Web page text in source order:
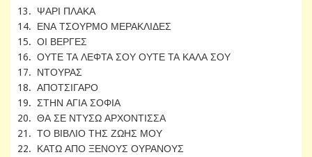
13. ΨΑΡΙ ΠΛΑΚΑ
14. ΕΝΑ ΤΣΟΥΡΜΟ ΜΕΡΑΚΛΙΔΕΣ
15. ΟΙ ΒΕΡΓΕΣ
16. ΟΥΤΕ ΤΑ ΛΕΦΤΑ ΣΟΥ ΟΥΤΕ ΤΑ ΚΑΛΑ ΣΟΥ
17. ΝΤΟΥΡΑΣ
18. ΑΠΟΤΣΙΓΑΡΟ
19. ΣΤΗΝ ΑΓΙΑ ΣΟΦΙΑ
20. ΘΑ ΣΕ ΝΤΥΣΩ ΑΡΧΟΝΤΙΣΣΑ
21. ΤΟ ΒΙΒΛΙΟ ΤΗΣ ΖΩΗΣ ΜΟΥ
22. ΚΑΤΩ ΑΠΟ ΞΕΝΟΥΣ ΟΥΡΑΝΟΥΣ